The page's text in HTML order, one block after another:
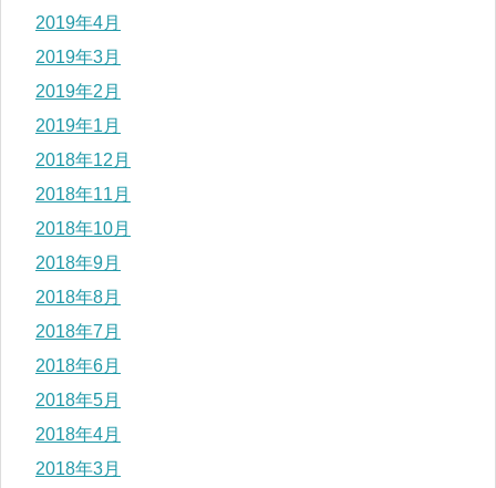
2019年4月
2019年3月
2019年2月
2019年1月
2018年12月
2018年11月
2018年10月
2018年9月
2018年8月
2018年7月
2018年6月
2018年5月
2018年4月
2018年3月